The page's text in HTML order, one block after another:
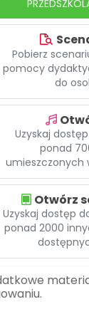
Pobierz
pomocy
do
Uzyskaj
ponad
umieszczonych
Otwórz
Uzyskaj dostęp
ponad 2000